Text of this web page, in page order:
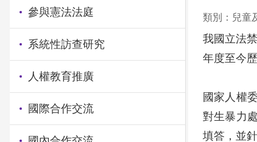
參與憲法法庭
系統性訪查研究
人權教育推廣
國際合作交流
類別：兒童
我國立法
年度至今
國家人權
對生暴力
填答，並